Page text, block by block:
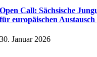
Open Call: Sächsische
für europäischen Austausch
30. Januar 2026